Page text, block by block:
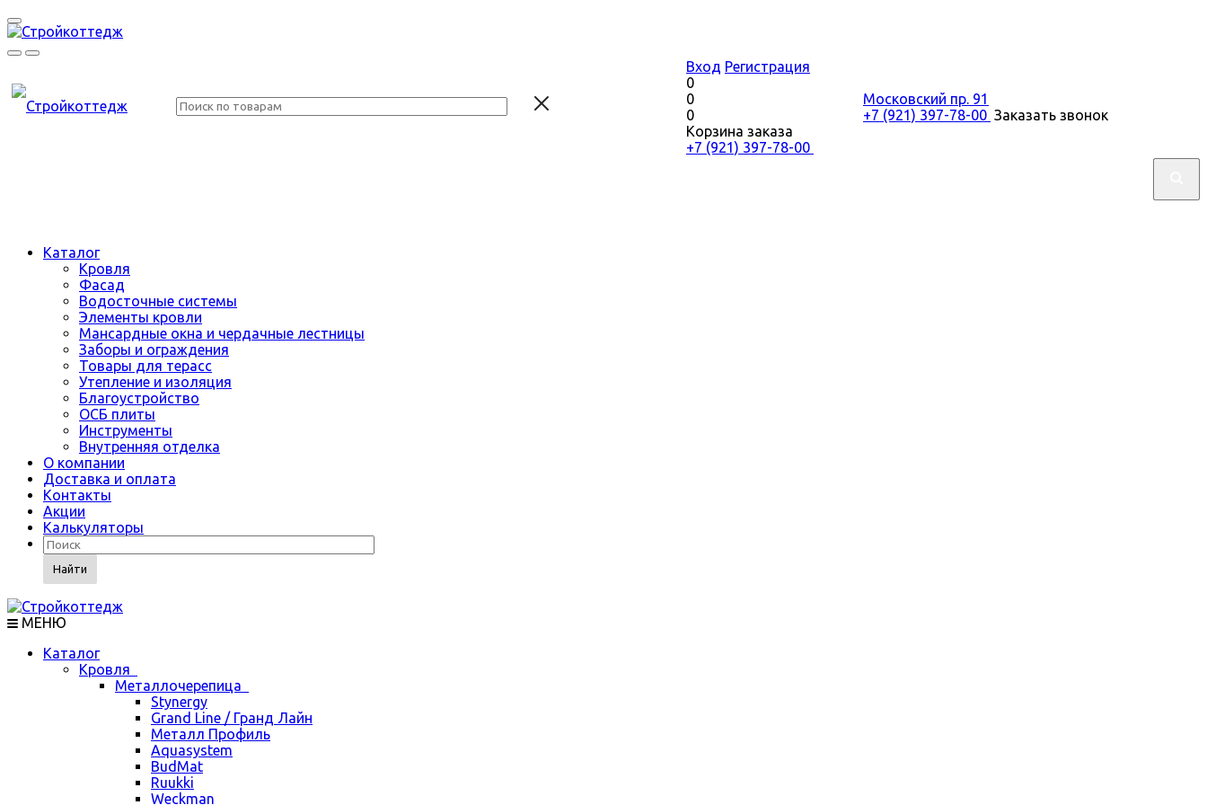
Вход Регистрация
0
0
0
Корзина заказа
+7 (921) 397-78-00
Московский пр. 91
+7 (921) 397-78-00 Заказать звонок
Каталог
Кровля
Фасад
Водосточные системы
Элементы кровли
Мансардные окна и чердачные лестницы
Заборы и ограждения
Товары для терасс
Утепление и изоляция
Благоустройство
ОСБ плиты
Инструменты
Внутренняя отделка
О компании
Доставка и оплата
Контакты
Акции
Калькуляторы
Найти
МЕНЮ
Каталог
Кровля
Металлочерепица
Stynergy
Grand Line / Гранд Лайн
Металл Профиль
Aquasystem
BudMat
Ruukki
Weckman